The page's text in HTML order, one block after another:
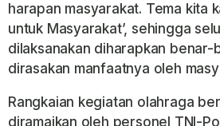
harapan masyarakat. Tema kita
untuk Masyarakat’, sehingga
dilaksanakan diharapkan benar-
dirasakan manfaatnya oleh
Rangkaian kegiatan olahraga
diramaikan oleh personel TNI-